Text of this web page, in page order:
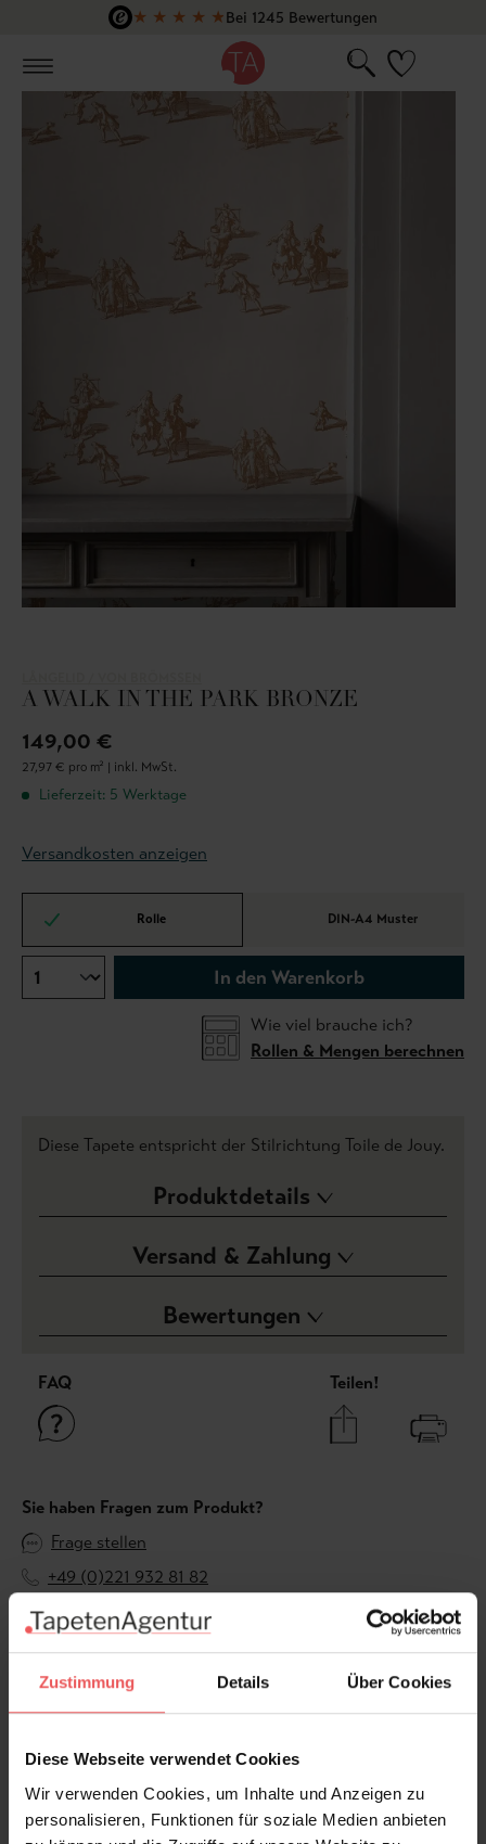
Zustimmung Details Über Cookies
Diese Webseite verwendet Cookies
Wir verwenden Cookies, um Inhalte und Anzeigen zu
personalisieren, Funktionen für soziale Medien anbieten
Zum Hauptinhalt springen
★ ★ ★ ★ ★Bei 1245 Bewertungen
A WALK IN THE PARK BRONZE
149,00 €
27,97 € pro m² | inkl. MwSt.
Lieferzeit: 5 Werktage
Versandkosten anzeigen
Rolle DIN-A4 Muster
In den Warenkorb
Wie viel brauche ich?
Rollen & Mengen berechnen
Diese Tapete entspricht der Stilrichtung Toile de Jouy.
Produktdetails
Versand & Zahlung
Bewertungen
FAQ Teilen!
Sie haben Fragen zum Produkt?
Frage stellen
+49 (0)221 932 81 82
Produktgalerie überspringen
Varianten